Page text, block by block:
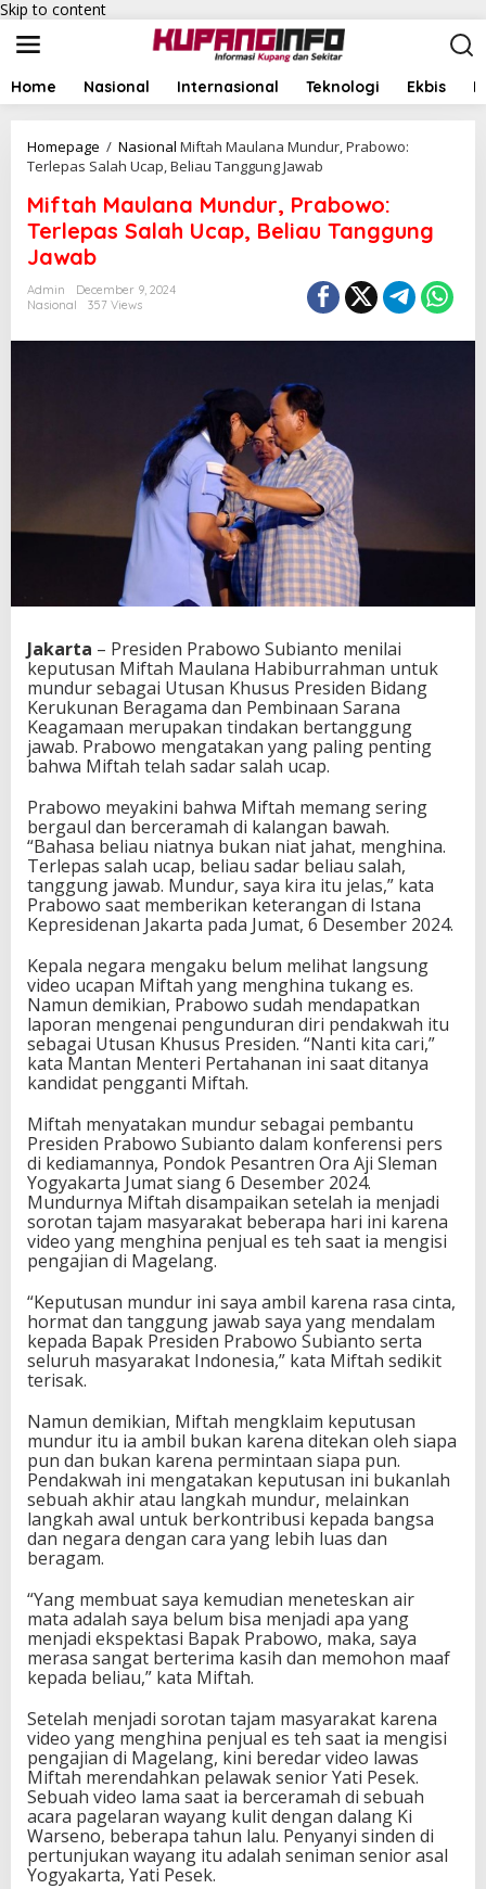
Skip to content
Home Nasional Internasional Teknologi Ekbis
Homepage / Nasional Miftah Maulana Mundur, Prabowo:
Terlepas Salah Ucap, Beliau Tanggung Jawab
Miftah Maulana Mundur, Prabowo:
Terlepas Salah Ucap, Beliau Tanggung
Jawab
Admin
December 9, 2024
Nasional
357 Views
Jakarta – Presiden Prabowo Subianto menilai
keputusan Miftah Maulana Habiburrahman untuk
mundur sebagai Utusan Khusus Presiden Bidang
Kerukunan Beragama dan Pembinaan Sarana
Keagamaan merupakan tindakan bertanggung
jawab. Prabowo mengatakan yang paling penting
bahwa Miftah telah sadar salah ucap.
Prabowo meyakini bahwa Miftah memang sering
bergaul dan berceramah di kalangan bawah.
“Bahasa beliau niatnya bukan niat jahat, menghina.
Terlepas salah ucap, beliau sadar beliau salah,
tanggung jawab. Mundur, saya kira itu jelas,” kata
Prabowo saat memberikan keterangan di Istana
Kepresidenan Jakarta pada Jumat, 6 Desember 2024.
Kepala negara mengaku belum melihat langsung
video ucapan Miftah yang menghina tukang es.
Namun demikian, Prabowo sudah mendapatkan
laporan mengenai pengunduran diri pendakwah itu
sebagai Utusan Khusus Presiden. “Nanti kita cari,”
kata Mantan Menteri Pertahanan ini saat ditanya
kandidat pengganti Miftah.
Miftah menyatakan mundur sebagai pembantu
Presiden Prabowo Subianto dalam konferensi pers
di kediamannya, Pondok Pesantren Ora Aji Sleman
Yogyakarta Jumat siang 6 Desember 2024.
Mundurnya Miftah disampaikan setelah ia menjadi
sorotan tajam masyarakat beberapa hari ini karena
video yang menghina penjual es teh saat ia mengisi
pengajian di Magelang.
“Keputusan mundur ini saya ambil karena rasa cinta,
hormat dan tanggung jawab saya yang mendalam
kepada Bapak Presiden Prabowo Subianto serta
seluruh masyarakat Indonesia,” kata Miftah sedikit
terisak.
Namun demikian, Miftah mengklaim keputusan
mundur itu ia ambil bukan karena ditekan oleh siapa
pun dan bukan karena permintaan siapa pun.
Pendakwah ini mengatakan keputusan ini bukanlah
sebuah akhir atau langkah mundur, melainkan
langkah awal untuk berkontribusi kepada bangsa
dan negara dengan cara yang lebih luas dan
beragam.
“Yang membuat saya kemudian meneteskan air
mata adalah saya belum bisa menjadi apa yang
menjadi ekspektasi Bapak Prabowo, maka, saya
merasa sangat berterima kasih dan memohon maaf
kepada beliau,” kata Miftah.
Setelah menjadi sorotan tajam masyarakat karena
video yang menghina penjual es teh saat ia mengisi
pengajian di Magelang, kini beredar video lawas
Miftah merendahkan pelawak senior Yati Pesek.
Sebuah video lama saat ia berceramah di sebuah
acara pagelaran wayang kulit dengan dalang Ki
Warseno, beberapa tahun lalu. Penyanyi sinden di
pertunjukan wayang itu adalah seniman senior asal
Yogyakarta, Yati Pesek.